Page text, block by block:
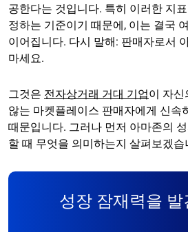
공한다는 것입니다. 특히 이러한 지
정하는 기준이기 때문에, 이는 결국
이어집니다. 다시 말해: 판매자로서
마세요.
그것은 전자상거래 거대 기업이 자신
않는 마켓플레이스 판매자에게 신속
때문입니다. 그러나 먼저 아마존의
할 때 무엇을 의미하는지 살펴보겠습
성장 잠재력을 발